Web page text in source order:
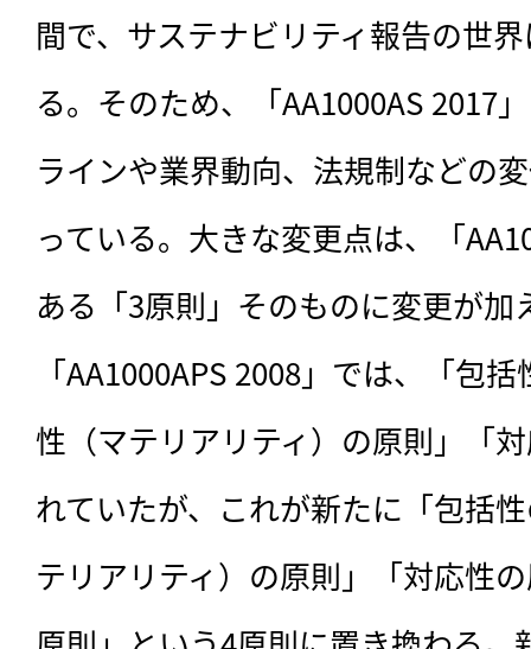
間で、サステナビリティ報告の世
る。そのため、「AA1000AS 2017
ラインや業界動向、法規制などの
っている。大きな変更点は、「
ある「3原則」そのものに変更が加
「AA1000APS 2008」では、「包
性（マテリアリティ）の原則」「
れていたが、これが新たに「包括
テリアリティ）の原則」「対応性